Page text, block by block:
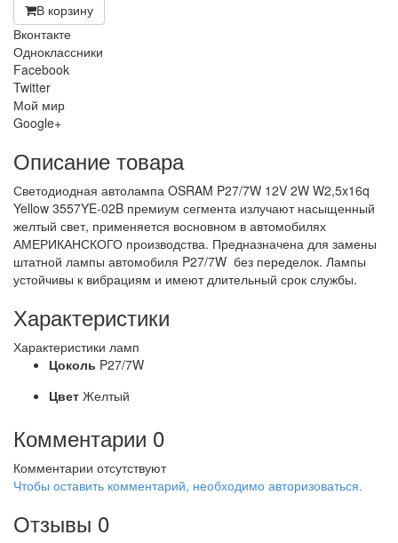
В корзину
Вконтакте
Одноклассники
Facebook
Twitter
Мой мир
Google+
Описание товара
Светодиодная автолампа OSRAM P27/7W 12V 2W W2,5x16q
Yellow 3557YE-02B премиум сегмента излучают насыщенный
желтый свет, применяется восновном в автомобилях
АМЕРИКАНСКОГО производства. Предназначена для замены
штатной лампы автомобиля P27/7W без переделок. Лампы
устойчивы к вибрациям и имеют длительный срок службы.
Характеристики
Характеристики ламп
Цоколь P27/7W
Цвет Желтый
Комментарии 0
Комментарии отсутствуют
Чтобы оставить комментарий, необходимо авторизоваться.
Отзывы 0